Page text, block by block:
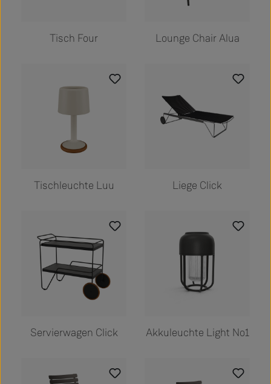
Tisch Four Lounge Chair Alua
Tischleuchte Luu Liege Click
Servierwagen Click Akkuleuchte Light No1